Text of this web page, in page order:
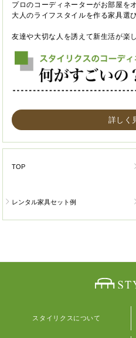
プロのコーディネーターがお部屋を
大人のライフスタイルを作る家具選
友達や大切な人を誘えて新生活が楽
詳しく
TOP
レンタル家具セット例
スタイリクスについて